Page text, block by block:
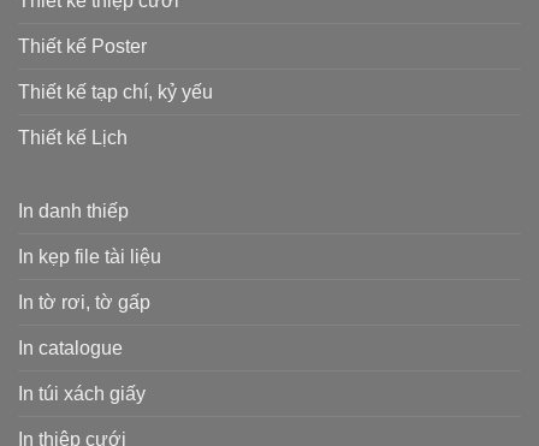
Thiết kế Poster
Thiết kế tạp chí, kỷ yếu
Thiết kế Lịch
In danh thiếp
In kẹp file tài liệu
In tờ rơi, tờ gấp
In catalogue
In túi xách giấy
In thiệp cưới